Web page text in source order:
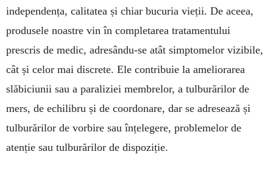
independența, calitatea și chiar bucuria vieții. De aceea,
produsele noastre vin în completarea tratamentului
prescris de medic, adresându-se atât simp­tomelor vizibile,
cât și celor mai discrete. Ele contribuie la ameliorarea
slăbiciunii sau a paraliziei membrelor, a tulburărilor de
mers, de echilibru și de coordonare, dar se adresează și
tulburărilor de vorbire sau înțelegere, problemelor de
atenție sau tulburărilor de dispoziție.